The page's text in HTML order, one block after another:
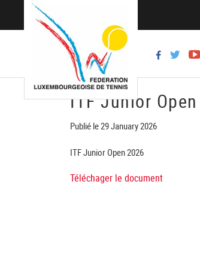
ITF Junior
Publié le 29 January 2026
ITF Junior Open 2026
Téléchager le document